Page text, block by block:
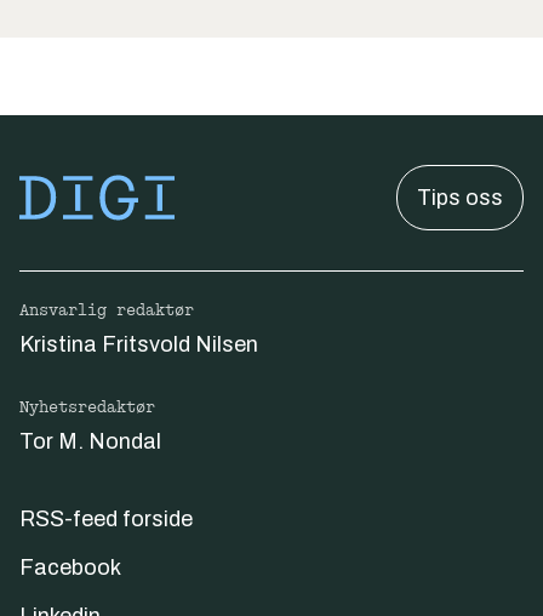
Tips oss
Ansvarlig redaktør
Kristina Fritsvold Nilsen
Nyhetsredaktør
Tor M. Nondal
RSS-feed forside
Facebook